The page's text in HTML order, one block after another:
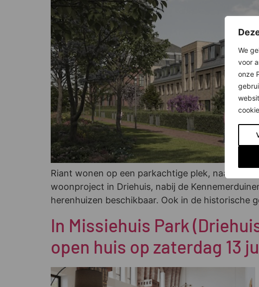
We
voor
onze
Riant wonen op een parkachtige plek, naast
woonproject in Driehuis, nabij de
herenhuizen beschikbaar. Ook in de
In Missiehuis Park
open huis op zaterdag 13